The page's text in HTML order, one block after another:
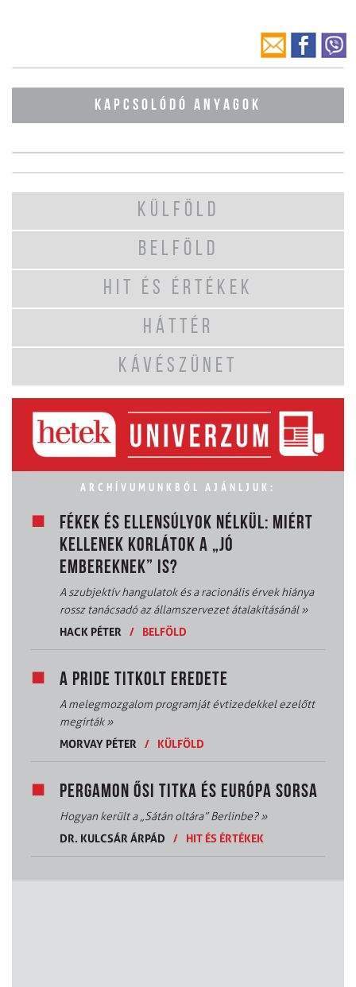
KAPCSOLÓDÓ ANYAGOK
KÜLFÖLD
BELFÖLD
HIT ÉS ÉRTÉKEK
HÁTTÉR
KÁVÉSZÜNET
ARCHÍVUMUNKBÓL AJÁNLJUK:
FÉKEK ÉS ELLENSÚLYOK NÉLKÜL: MIÉRT
KELLENEK KORLÁTOK A „JÓ
EMBEREKNEK” IS?
A szubjektív hangulatok és a racionális érvek hiánya
rossz tanácsadó az államszervezet átalakításánál»
HACK PÉTER
/ BELFÖLD
A PRIDE TITKOLT EREDETE
A melegmozgalom programját évtizedekkel ezelőtt
megírták»
MORVAY PÉTER
/ KÜLFÖLD
PERGAMON ŐSI TITKA ÉS EURÓPA SORSA
Hogyan került a „Sátán oltára” Berlinbe?»
DR. KULCSÁR ÁRPÁD
/ HIT ÉS ÉRTÉKEK